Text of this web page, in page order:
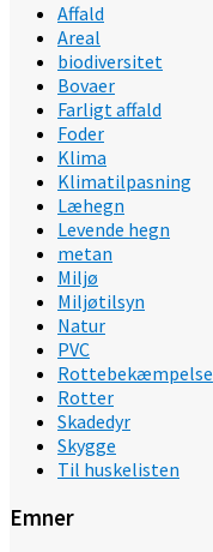
Affald
Areal
biodiversitet
Bovaer
Farligt affald
Foder
Klima
Klimatilpasning
Læhegn
Levende hegn
metan
Miljø
Miljøtilsyn
Natur
PVC
Rottebekæmpelse
Rotter
Skadedyr
Skygge
Til huskelisten
Emner